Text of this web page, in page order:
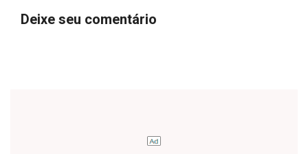
Deixe seu comentário